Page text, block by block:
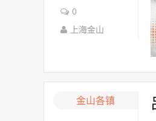
0
上海金山
金山各镇